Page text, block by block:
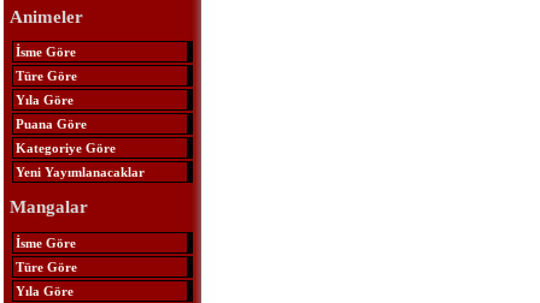
Animeler
İsme Göre
Türe Göre
Yıla Göre
Puana Göre
Kategoriye Göre
Yeni Yayımlanacaklar
Mangalar
İsme Göre
Türe Göre
Yıla Göre